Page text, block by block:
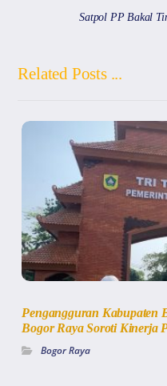
Satpol PP Bakal
Related Posts ...
Pengangguran Kabupaten
Bogor Raya Soroti Kinerja
Bogor Raya